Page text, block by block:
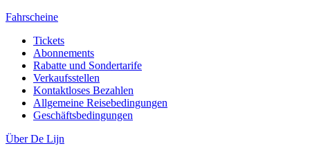
Fahrscheine
Tickets
Abonnements
Rabatte und Sondertarife
Verkaufsstellen
Kontaktloses Bezahlen
Allgemeine Reisebedingungen
Geschäftsbedingungen
Über De Lijn